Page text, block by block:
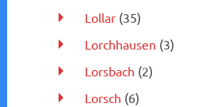
Lollar(35)
Lorchhausen (3)
Lorsbach (2)
Lorsch (6)